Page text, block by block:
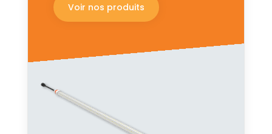
Voir nos produits